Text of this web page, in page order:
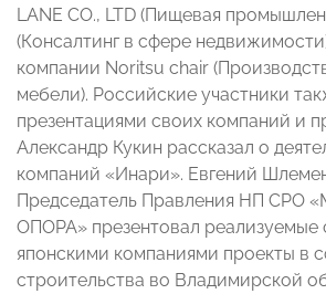
LANE CO., LTD (Пищевая
(Консалтинг в сфере
компании Noritsu chair
мебели). Российские участники
презентациями своих компаний и
Александр Кукин рассказал о
компаний «Инари». Евгений
Председатель Правления НП СРО
ОПОРА» презентовал реализуемые
японскими компаниями проекты в
строительства во Владимирской